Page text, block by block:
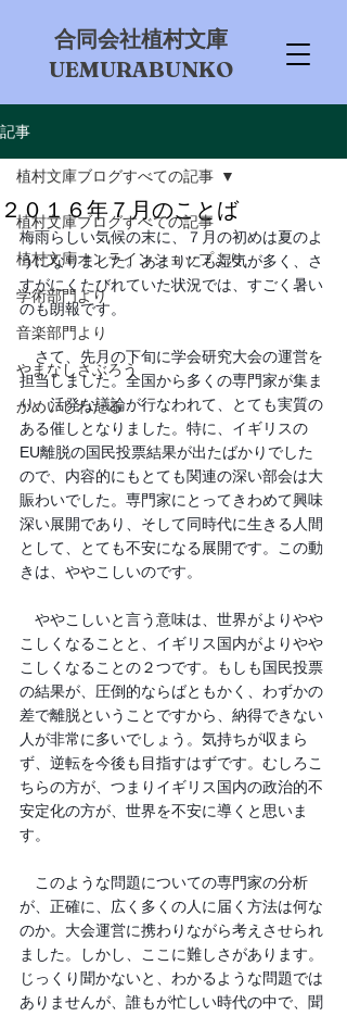
​合同会社植村文庫
UEMURABUNKO
記事
植村文庫ブログすべての記事
植村文庫オンラインショップより
学術部門より
音楽部門より
やまなしさぶろう
かめいしわたる
植村文庫ブログすべての記事
２０１６年７月のことば
梅雨らしい気候の末に、７月の初めは夏のよ
うになりました。あまりにも湿気が多く、さ
すがにくたびれていた状況では、すごく暑い
のも朗報です。
さて、先月の下旬に学会研究大会の運営を
担当しました。全国から多くの専門家が集ま
り、活発な議論が行なわれて、とても実質の
ある催しとなりました。特に、イギリスの
EU離脱の国民投票結果が出たばかりでした
ので、内容的にもとても関連の深い部会は大
賑わいでした。専門家にとってきわめて興味
深い展開であり、そして同時代に生きる人間
として、とても不安になる展開です。この動
きは、ややこしいのです。
ややこしいと言う意味は、世界がよりやや
こしくなることと、イギリス国内がよりやや
こしくなることの２つです。もしも国民投票
の結果が、圧倒的ならばともかく、わずかの
差で離脱ということですから、納得できない
人が非常に多いでしょう。気持ちが収まら
ず、逆転を今後も目指すはずです。むしろこ
ちらの方が、つまりイギリス国内の政治的不
安定化の方が、世界を不安に導くと思いま
す。
このような問題についての専門家の分析
が、正確に、広く多くの人に届く方法は何な
のか。大会運営に携わりながら考えさせられ
ました。しかし、ここに難しさがあります。
じっくり聞かないと、わかるような問題では
ありませんが、誰もが忙しい時代の中で、聞